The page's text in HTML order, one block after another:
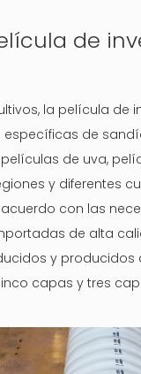
de
la película de
específicas de
de uva,
y diferentes
con las
de alta
y producidos
capas y tres